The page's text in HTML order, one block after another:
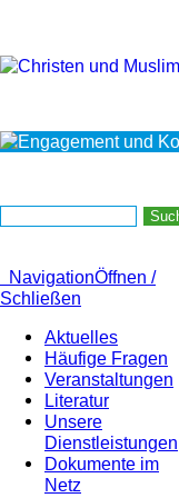
NavigationÖffnen /
Schließen
Aktuelles
Häufige Fragen
Veranstaltungen
Literatur
Unsere
Dienstleistungen
Dokumente im
Netz